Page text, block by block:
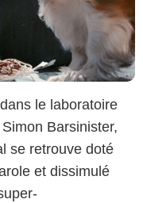
le laboratoire
Barsinister,
se retrouve doté
et dissimulé